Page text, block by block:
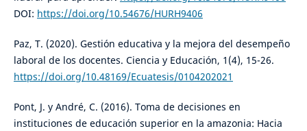
DOI: https://doi.org/10.54676/HURH9406
Paz, T. (2020). Gestión educativa y la mejora del desempeño
laboral de los docentes. Ciencia y Educación, 1(4), 15-26.
https://doi.org/10.48169/Ecuatesis/0104202021
Pont, J. y André, C. (2016). Toma de decisiones en
instituciones de educación superior en la amazonia: Hacia